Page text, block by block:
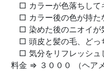
□ カラーが色落ちして
□ カラー後の色が持た
□ 染めた後のニオイが
□ 頭皮と髪の毛、どっ
□ 気分をリフレッシュ
料金 ⇒ ３０００ （ヘア